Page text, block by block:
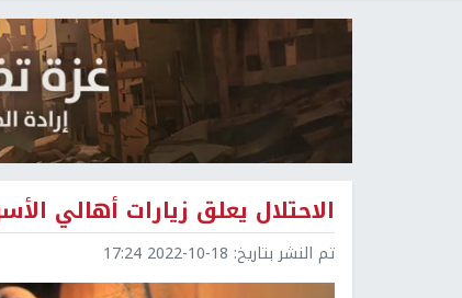
الاحتلال يعلق زيارات أهالي الأسرى
تم النشر بتاريخ: 2022-10-18 17:24